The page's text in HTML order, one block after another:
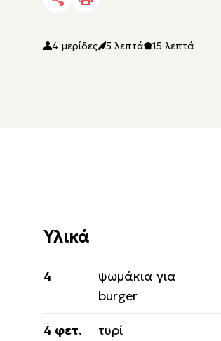
4 μερίδες 5 λεπτά 15 λεπτά
Υλικά
4
ψωμάκια για
burger
4 φετ. τυρί